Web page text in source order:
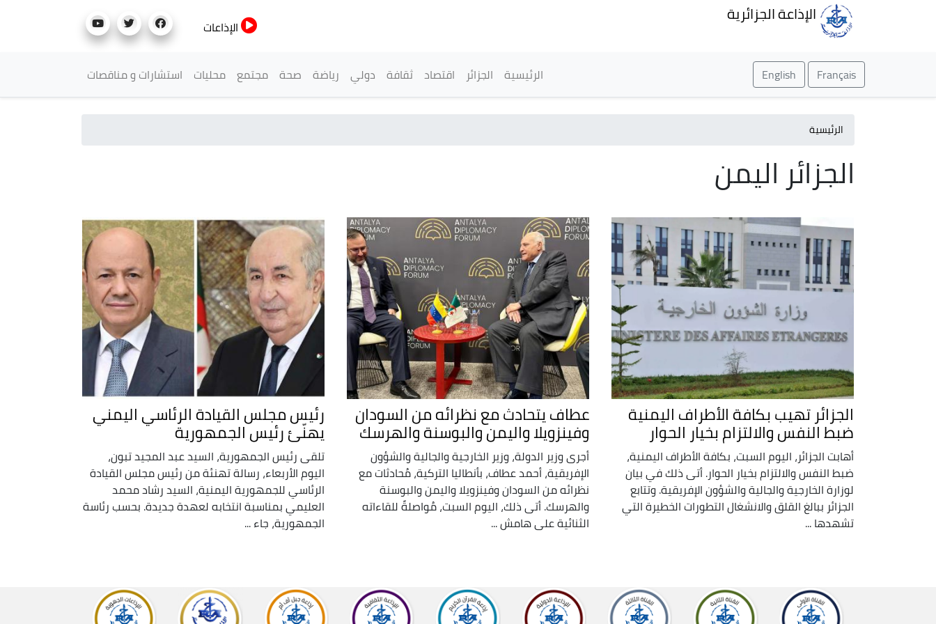
الإذاعة الجزائرية
الإذاعات
Français
English القائمة الرئيسية
الرئيسية الجزائر اقتصاد ثقافة دولي رياضة صحة مجتمع محليات استشارات و مناقصات
الرئيسية
الجزائر اليمن
الجزائر تهيب بكافة الأطراف اليمنية
ضبط النفس والالتزام بخيار الحوار
أهابت الجزائر، اليوم السبت، بكافة الأطراف اليمنية،
ضبط النفس والالتزام بخيار الحوار. أتى ذلك في بيان
لوزارة الخارجية والجالية والشؤون الإفريقية. وتتابع
الجزائر ببالغ القلق والانشغال التطورات الخطيرة التي
تشهدها ...
عطاف يتحادث مع نظرائه من السودان
وفينزويلا واليمن والبوسنة والهرسك
أجرى وزير الدولة، وزير الخارجية والجالية والشؤون
الإفريقية، أحمد عطاف، بأنطاليا التركية، مُحادثات مع
نظرائه من السودان وفينزويلا واليمن والبوسنة
والهرسك. أتى ذلك، اليوم السبت، مُواصلةً للقاءاته
الثنائية على هامش ...
رئيس مجلس القيادة الرئاسي اليمني
يهنّئ رئيس الجمهورية
تلقى رئيس الجمهورية، السيد عبد المجيد تبون،
اليوم الأربعاء، رسالة تهنئة من رئيس مجلس القيادة
الرئاسي للجمهورية اليمنية، السيد رشاد محمد
العليمي بمناسبة انتخابه لعهدة جديدة. بحسب رئاسة
الجمهورية، جاء ...